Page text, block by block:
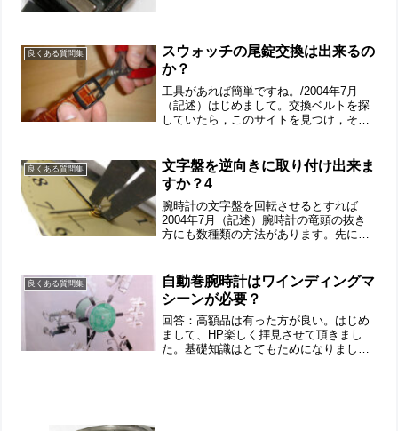
す。メーカー...
良くある質問集
スウォッチの尾錠交換は出来るの
か？
工具があれば簡単ですね。/2004年7月
（記述）はじめまして。交換ベルトを探
していたら，このサイトを見つけ，それ
したくて書き込ませていただきました。
swatchのAut...
良くある質問集
文字盤を逆向きに取り付け出来ま
すか？4
腕時計の文字盤を回転させるとすれば
2004年7月（記述）腕時計の竜頭の抜き
方にも数種類の方法があります。先に紹
（もう壊れてる腕時計ですが。）竜頭を
抜きました。...
良くある質問集
自動巻腕時計はワインディングマ
シーンが必要？
回答：高額品は有った方が良い。はじめ
まして、HP楽しく拝見させて頂きまし
た。基礎知識はとてもためになりまし